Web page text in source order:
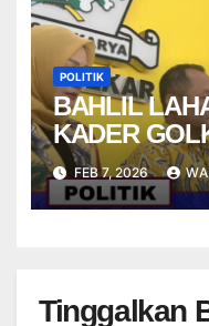
POLITIK
BAHLIL
KADER
STRIKER
FUTSAL
FEB 7, 2026
Tinggalkan